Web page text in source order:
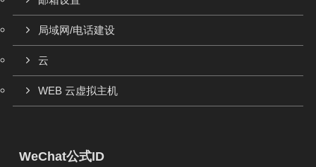
局域网/电话建设
云
WEB 云虚拟主机
WeChat公式ID